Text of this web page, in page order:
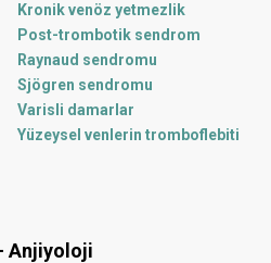
Kronik venöz yetmezlik
Post-trombotik sendrom
Raynaud sendromu
Sjögren sendromu
Varisli damarlar
Yüzeysel venlerin tromboflebiti
Anjiyoloji